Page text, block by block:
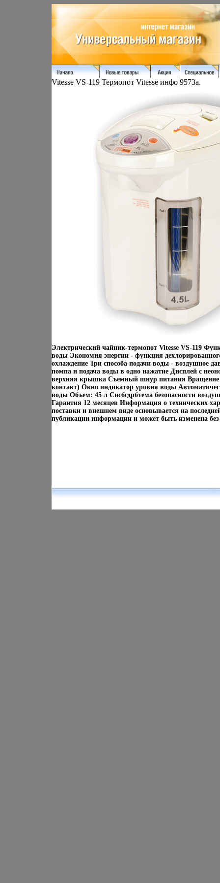
Vitesse VS-119 Термопот Vitesse инфо 9573a.
Электрический чайник-термопот Vitesse VS-119
воды Экономия энергии - функция
охлаждение Три способа подачи воды - воздушное
помпа и подача воды в одно нажатие Дисплей с
верхняя крышка Съемный шнур питания Вращение
контакт) Окно индикатор уровня воды
воды Объем: 45 л Сисбгдрбтема безопасности
Гарантия 12 месяцев Информация о технических
поставки и внешнем виде основывается на
публикации информации и может быть изменена без